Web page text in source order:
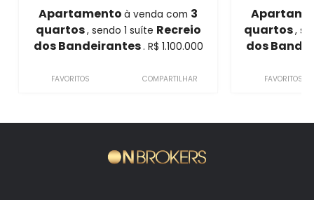
Apartamentoà venda com 3
quartos, sendo 1 suíte Recreio
dos Bandeirantes. R$ 1.100.000
FAVORITOS COMPARTILHAR
quartos,
dos
FAVORITOS